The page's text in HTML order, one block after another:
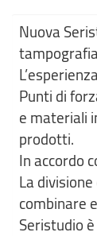
Nuova
Punti di
e materiali
prodotti.
In accordo
La
combinare
Seristudio